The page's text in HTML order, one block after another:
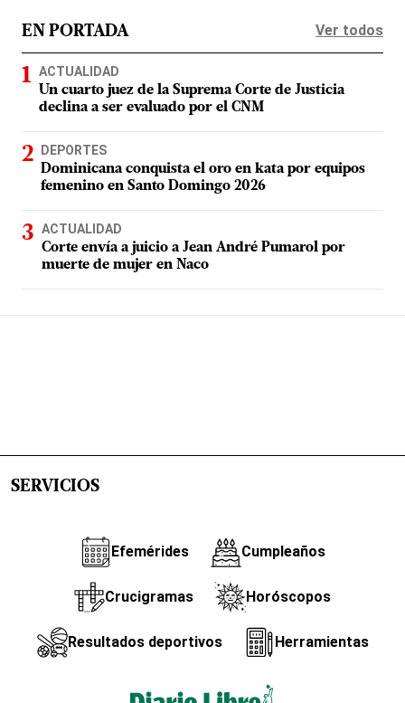
EN PORTADA Ver todos
ACTUALIDAD
Un cuarto juez de la Suprema Corte de Justicia
declina a ser evaluado por el CNM
DEPORTES
Dominicana conquista el oro en kata por equipos
femenino en Santo Domingo 2026
ACTUALIDAD
Corte envía a juicio a Jean André Pumarol por
muerte de mujer en Naco
SERVICIOS
Efemérides Cumpleaños
Crucigramas Horóscopos
Resultados deportivos Herramientas